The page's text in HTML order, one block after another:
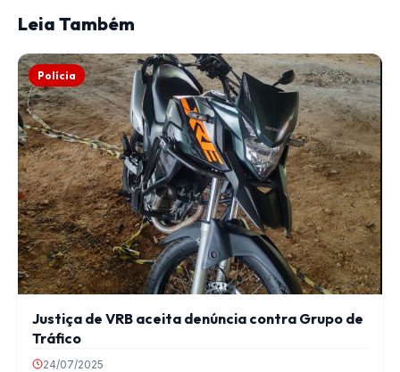
Leia Também
Polícia
Justiça de VRB aceita denúncia contra Grupo de
Tráfico
24/07/2025